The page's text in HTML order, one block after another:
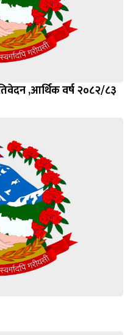
,आर्थिक वर्ष २०८२/८३